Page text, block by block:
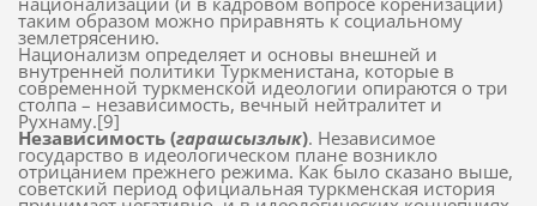
таким образом можно приравнять к социальному
землетрясению.
Национализм определяет и основы внешней и
внутренней политики Туркменистана, которые в
современной туркменской идеологии опираются о три
столпа – независимость, вечный нейтралитет и
Рухнаму.[9]
Независимость (гарашсызлык). Независимое
государство в идеологическом плане возникло
отрицанием прежнего режима. Как было сказано выше,
советский период официальная туркменская история